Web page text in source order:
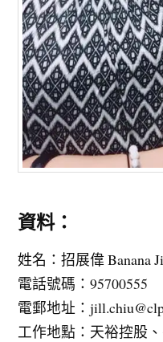
資料：
姓名：招展偉 Banana
電話號碼：95700555
電郵地址：
工作地點：天裕控股